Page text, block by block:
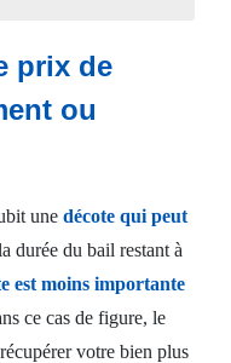
prix de
ou
une décote qui peut
durée du bail restant à
est moins importante
ce cas de figure, le
votre bien plus